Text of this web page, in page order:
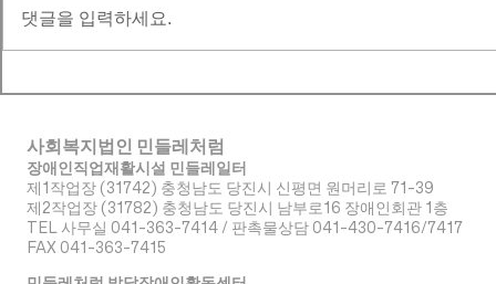
댓글을 입력하세요.
사회복지법인 민들레처럼
장애인직업재활시설 민들레일터
제1작업장 (31742) 충청남도 당진시 신평면 원머리로 71-39
​제2작업장 (31782) 충청남도 당진시 남부로16 장애인회관 1층
TEL 사무실 041-363-7414 / 판촉물상담 041-430-7416/7417
FAX 041-363-7415